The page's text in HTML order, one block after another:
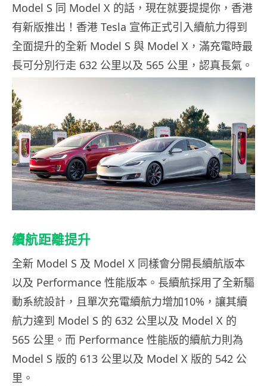
Model S 同 Model X 的話，現在就要提提你，香港
有新版推出！香港 Tesla 宣佈正式引入續航力得到
全面提升的全新 Model S 與 Model X，滿充電時最
長可分別行走 632 公里以及 565 公里，認真長氣。
續航距離提升
全新 Model S 及 Model X 同樣會分開長續航版本
以及 Performance 性能版本。長續航採用了全新驅
動系統設計，且單次充電續航力增加10%，讓其續
航力達到 Model S 的 632 公里以及 Model X 的
565 公里。而 Performance 性能版的續航力則為
Model S 版的 613 公里以及 Model X 版的 542 公
里。